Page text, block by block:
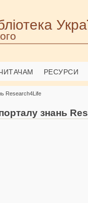
РЕСУРСИ
Research4Life
знань